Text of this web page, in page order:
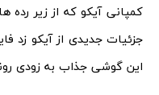
کمپانی آیکو که از زیر
جزئیات جدیدی از آیکو زد
این گوشی جذاب به زودی